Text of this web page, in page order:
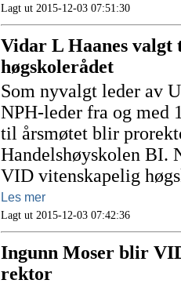
Lagt ut 2015-12-03 07:51:30
Vidar L Haanes valgt
høgskolerådet
Som nyvalgt leder av
NPH-leder fra og med
til årsmøtet blir
Handelshøyskolen BI.
VID vitenskapelig
Les mer
Lagt ut 2015-12-03 07:42:36
Ingunn Moser blir
rektor